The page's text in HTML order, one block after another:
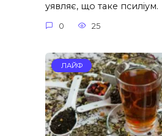
уявляє, що таке псиліум.
0 25
ЛАЙФ